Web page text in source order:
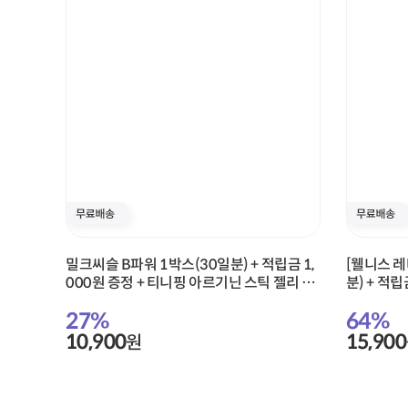
밀크씨슬 B파워 1박스(30일분) + 적립금 1,
000원 증정 + 티니핑 아르기닌 스틱 젤리 1
27%
10,900원
[웰니스
분) + 적
정
64%
15,900